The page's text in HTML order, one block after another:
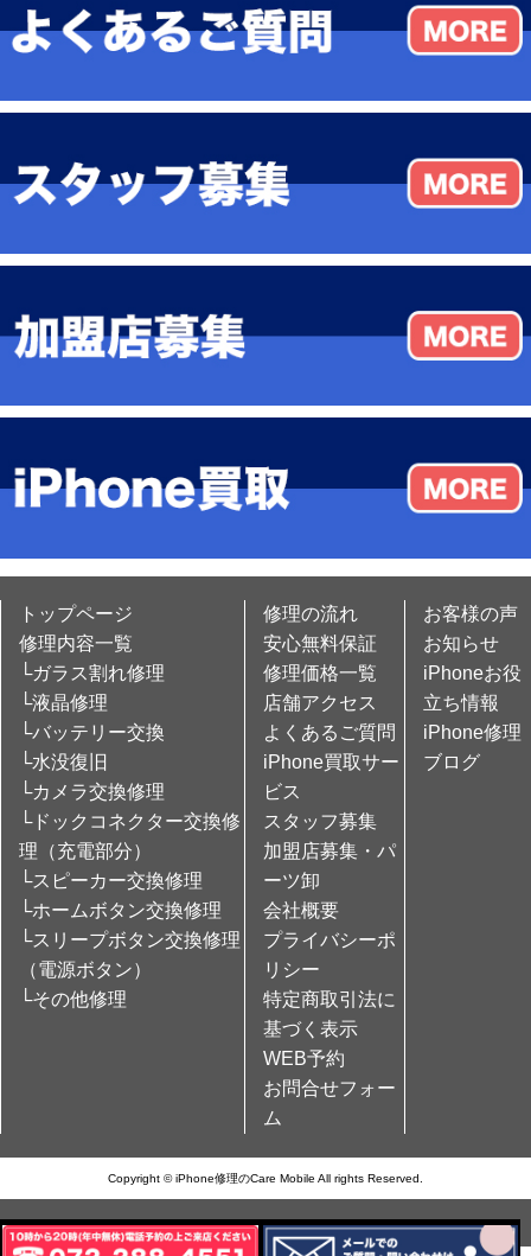
トップページ
修理内容一覧
└ガラス割れ修理
└液晶修理
└バッテリー交換
└水没復旧
└カメラ交換修理
└ドックコネクター交換修
理（充電部分）
└スピーカー交換修理
└ホームボタン交換修理
└スリープボタン交換修理
（電源ボタン）
└その他修理
修理の流れ
安心無料保証
修理価格一覧
店舗アクセス
よくあるご質問
iPhone買取サー
ビス
スタッフ募集
加盟店募集・パ
ーツ卸
会社概要
プライバシーポ
リシー
特定商取引法に
基づく表示
WEB予約
お問合せフォー
ム
お客様の声
お知らせ
iPhoneお役
立ち情報
iPhone修理
ブログ
Copyright © iPhone修理のCare Mobile All rights Reserved.